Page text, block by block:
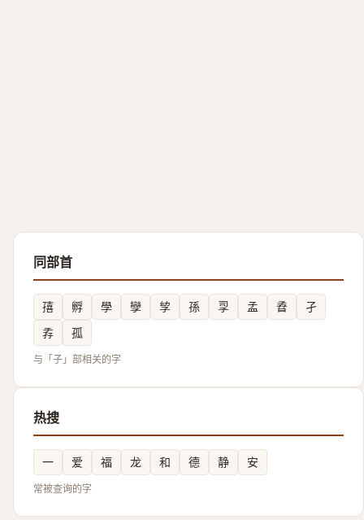
同部首
㝆 孵 學 孿 孧 孫 孠 孟 孴
孑
孨
孤
与「子」部相关的字
热搜
一 爱 福 龙 和 德 静 安
常被查询的字